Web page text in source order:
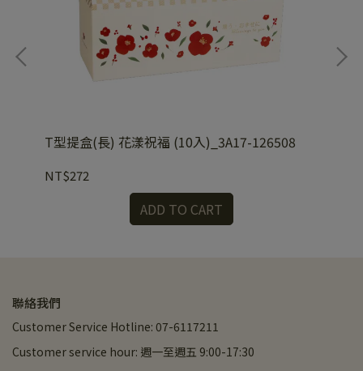
T型提盒(長) 花漾祝福 (10入)_3A17-126508
NT$272
ADD TO CART
聯絡我們
Customer Service Hotline: 07-6117211
Customer service hour: 週一至週五 9:00-17:30